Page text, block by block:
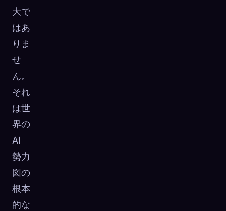
大で
はあ
りま
せ
ん。
それ
は世
界の
AI
勢力
図の
根本
的な